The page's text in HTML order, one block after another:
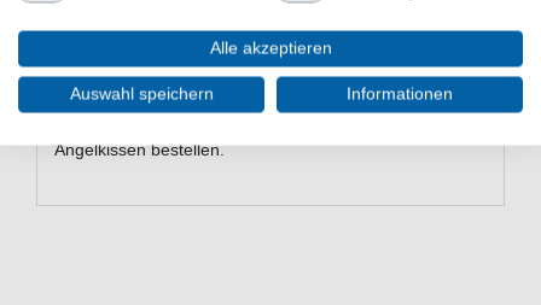
Abnehmbarer Bezug für einfache Reinigung
Material: 100% Polyester
Günstig Bank-Tek Pillow online kaufen und sparen.
Angelkissen bestellen.
Alle akzeptieren
Auswahl speichern Informationen